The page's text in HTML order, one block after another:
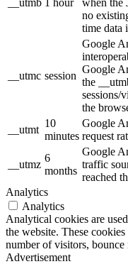
__utmb 1 hour
when the
no
time data
__utmc session
Google
Google
the
sessions/
the
__utmt
10
minutes
Google
request
__utmz
6
months
Google
traffic
reached
Analytics
Analytics
Analytical cookies are
the website. These
number of visitors, bounce
Advertisement